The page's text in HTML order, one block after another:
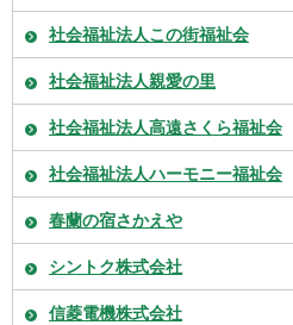
社会福祉法人この街福祉会
社会福祉法人親愛の里
社会福祉法人高遠さくら福祉会
社会福祉法人ハーモニー福祉会
春蘭の宿さかえや
シントク株式会社
信菱電機株式会社